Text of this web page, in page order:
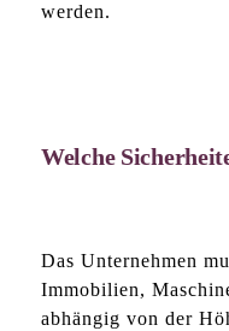
werden.
Welche
Das Unternehmen
Immobilien,
abhängig von der